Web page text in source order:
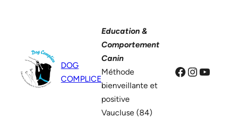
DOG
COMPLICE
Education &
Comportement
Canin
Méthode
bienveillante et
positive
Vaucluse (84)
Facebook